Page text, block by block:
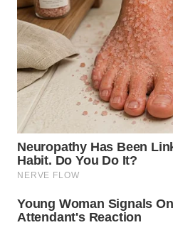
WN
SULSEL
WN
GORONTALO
WN
SULUT
WN
MALUKU
WN